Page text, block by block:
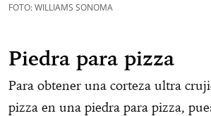
FOTO: WILLIAMS SONOMA
Piedra para pizza
Para obtener una corteza ultra
pizza en una piedra para pizza,